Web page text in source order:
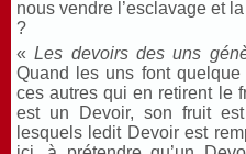
nous vendre l’esclavage et
?
«Les devoirs des uns
Quand les uns font quelque
ces autres qui en retirent le
est un Devoir, son fruit
lesquels ledit Devoir est